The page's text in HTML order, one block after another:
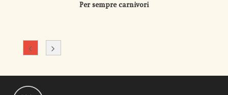
Per sempre carnivori